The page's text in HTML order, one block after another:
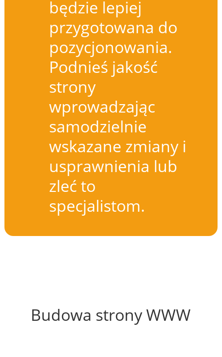
będzie lepiej
przygotowana do
pozycjonowania.
Podnieś jakość
strony
wprowadzając
samodzielnie
wskazane zmiany i
usprawnienia lub
zleć to
specjalistom.
Budowa strony WWW